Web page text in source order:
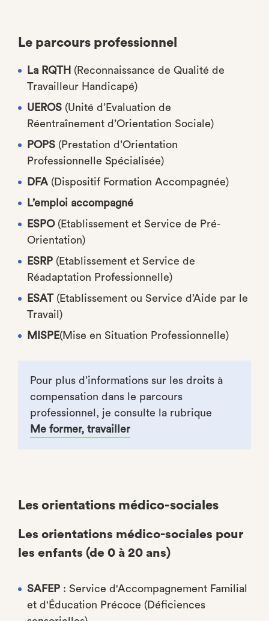
Le parcours professionnel
La RQTH (Reconnaissance de Qualité de
Travailleur Handicapé)
UEROS (Unité d’Evaluation de
Réentraînement d’Orientation Sociale)
POPS (Prestation d’Orientation
Professionnelle Spécialisée)
DFA (Dispositif Formation Accompagnée)
L’emploi accompagné
ESPO(Etablissement et Service de Pré-
Orientation)
ESRP (Etablissement et Service de
Réadaptation Professionnelle)
ESAT(Etablissement ou Service d’Aide par le
Travail)
MISPE(Mise en Situation Professionnelle)
Pour plus d’informations sur les droits à
compensation dans le parcours
professionnel, je consulte la rubrique
Me former, travailler
Les orientations médico-sociales
Les orientations médico-sociales pour
les enfants (de 0 à 20 ans)
SAFEP : Service d'Accompagnement Familial
et d'Éducation Précoce (Déficiences